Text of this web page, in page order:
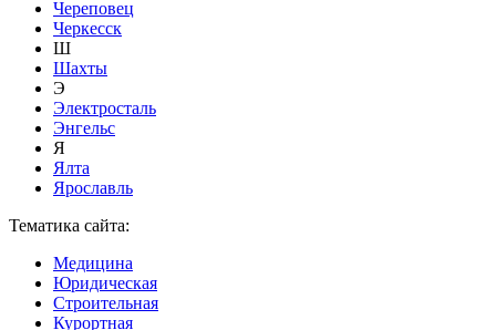
Череповец
Черкесск
Ш
Шахты
Э
Электросталь
Энгельс
Я
Ялта
Ярославль
Тематика сайта:
Медицина
Юридическая
Строительная
Курортная